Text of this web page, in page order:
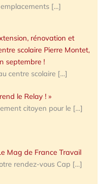
[…]
rénovation et
scolaire Pierre Montet,
septembre !
centre scolaire […]
le Relay ! »
citoyen pour le […]
Mag de France Travail
rendez-vous Cap […]